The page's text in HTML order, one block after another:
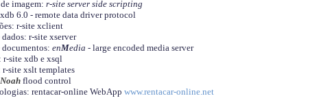
imagem: r-site server side scripting
6.0 - remote data driver protocol
r-site xclient
r-site xserver
enMedia - large encoded media server
r-site xdb e xsql
r-site xslt templates
Noahflood control
rentacar-online WebApp www.rentacar-online.net